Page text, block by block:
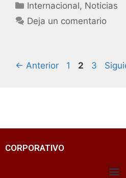
Internacional, Noticias
Deja un comentario
← Anterior 1 2 3
CORPORATIVO